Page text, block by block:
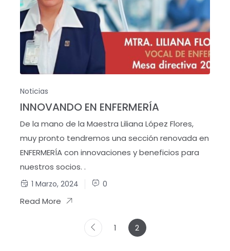
Noticias
INNOVANDO EN ENFERMERÍA
De la mano de la Maestra Liliana López Flores,
muy pronto tendremos una sección renovada en
ENFERMERÍA con innovaciones y beneficios para
nuestros socios. .
1 Marzo, 2024 0
Read More
1 2